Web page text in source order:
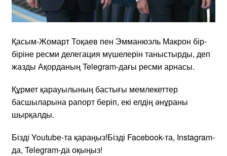
Қасым-Жомарт Тоқаев пен Эмманюэль Макрон бір-
біріне ресми делегация мүшелерін таныстырды, деп
жазды Ақорданың Telegram-дағы ресми арнасы.
Құрмет қарауылының бастығы мемлекеттер
басшыларына рапорт беріп, екі елдің әнұраны
шырқалды.
Бізді Youtubе-та қараңыз!Бізді Facebook-та, Instagram-
да, Telegram-да оқыңыз!